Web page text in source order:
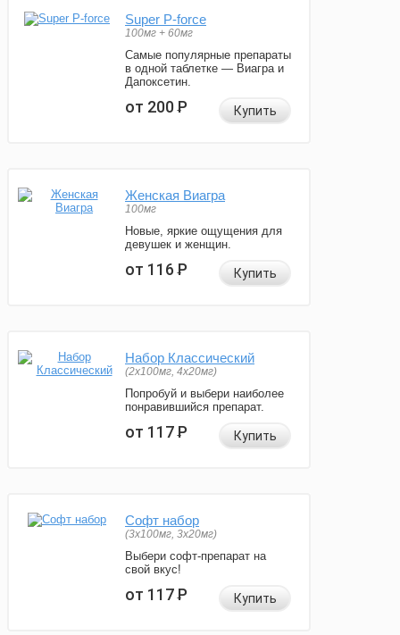
Super P-force
100мг + 60мг
Самые популярные препараты
в одной таблетке — Виагра и
Дапоксетин.
от 200Р Купить
Женская Виагра
100мг
Новые, яркие ощущения для
девушек и женщин.
от 116Р Купить
Набор Классический
(2x100мг, 4x20мг)
Попробуй и выбери наиболее
понравившийся препарат.
от 117Р Купить
Софт набор
(3x100мг, 3x20мг)
Выбери софт-препарат на
свой вкус!
от 117Р Купить